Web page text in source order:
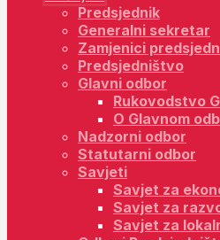
Predsjednik
Generalni sekretar
Zamjenici
Predsjedništvo
Glavni odbor
Rukovodstvo
O Glavnom
Nadzorni odbor
Statutarni odbor
Savjeti
Savjet za
Savjet za
Savjet za